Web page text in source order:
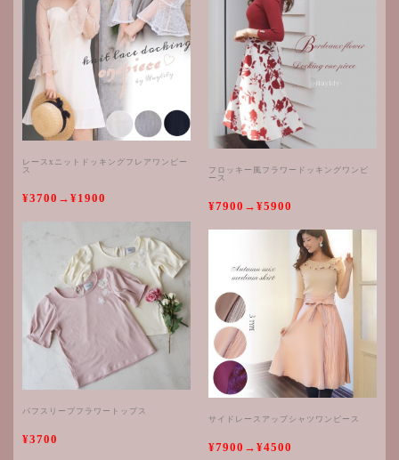
レースxニットドッキングフレアワンピー
ス
¥3700→¥1900
パフスリーブフラワートップス
¥3700
フロッキー風フラワードッキングワンピ
ース
¥7900→¥5900
サイドレースアップシャツワンピース
¥7900→¥4500